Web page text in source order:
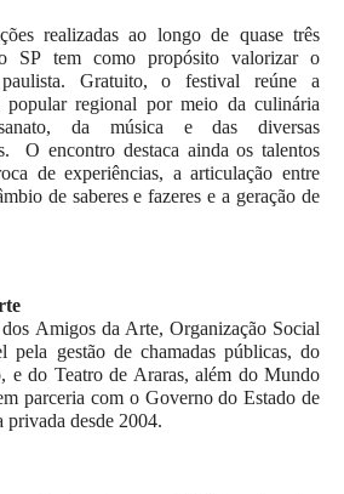
realizadas ao longo de quase três
SP tem como propósito valorizar o
Gratuito, o festival reúne a
popular regional por meio da culinária
da música e das diversas
O encontro destaca ainda os talentos
de experiências, a articulação entre
de saberes e fazeres e a geração de
Amigos da Arte, Organização Social
pela gestão de chamadas públicas, do
e do Teatro de Araras, além do Mundo
parceria com o Governo do Estado de
privada desde 2004.